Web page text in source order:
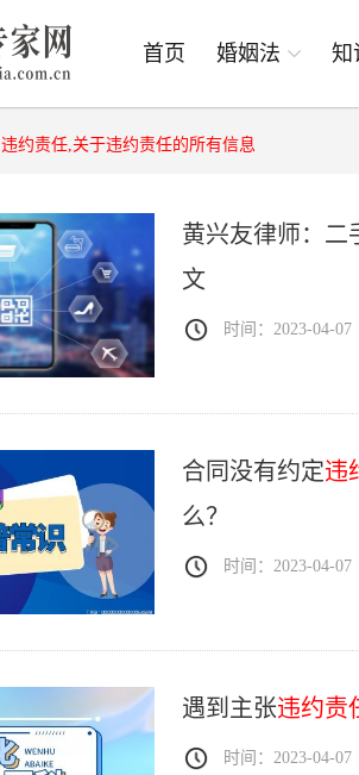
首页 婚姻法 知
违约责任,关于违约责任的所有信息
黄兴友律师：二
文
时间：2023-04-07
合同没有约定违
么？
时间：2023-04-07
遇到主张违约责
时间：2023-04-07